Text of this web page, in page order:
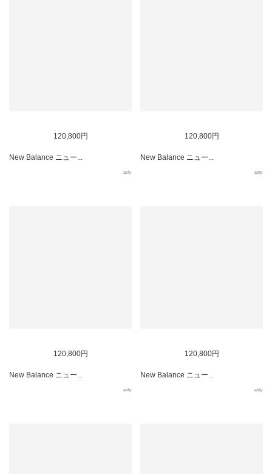
120,800円
New Balance ニュー...
asty
120,800円
New Balance ニュー...
asty
120,800円
New Balance ニュー...
asty
120,800円
New Balance ニュー...
asty